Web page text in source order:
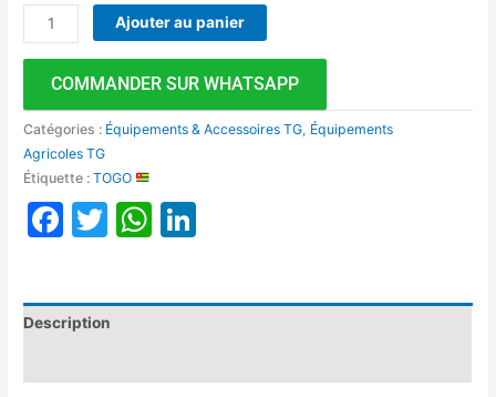
Ajouter au panier
COMMANDER SUR WHATSAPP
Catégories : Équipements & Accessoires TG Équipements
Agricoles TG
Étiquette :TOGO
Facebook
TwitterWhatsApp
Description